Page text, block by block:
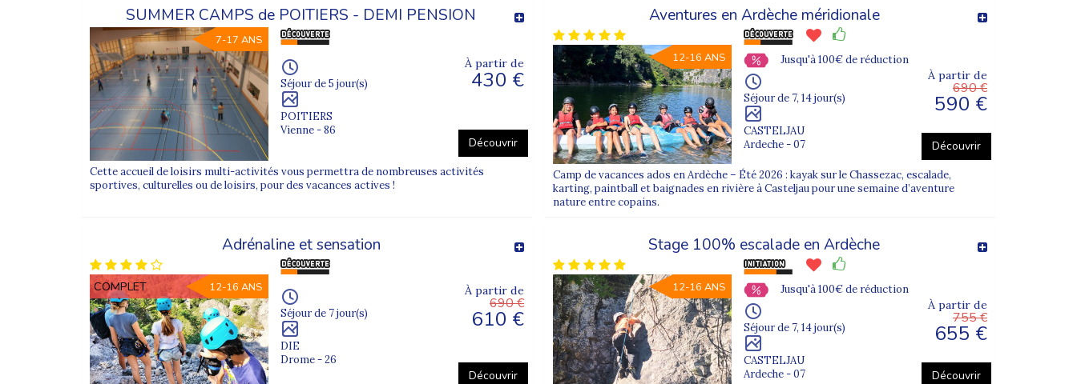
L’autonomie et la prise d’initiative au quotidien
Les rencontres avec des jeunes du même âge
Le dépassement de soi lors d’activités sportives et collectives
Notre sélection de colonies de vacances pour ados
Chez Supernova Juniors, chaque séjour est conçu pour répondre aux attentes des adolescents : bouger, découvrir, partager et ressentir des émotions fortes.
Nos colonies équilibrent activités encadrées, temps libres et vie de groupe, avec des programmes adaptés à chaque tranche d’âge et niveau.
Activités proposées dans nos colonies ados
Activités sensations : accrobranche, canyoning
Séjours itinérants avec randonnées et découvertes locales
Activités multi-sports et défis collectifs
Veillées animées et temps de partage autour du feu
Un ado peut goûter à la glisse le matin, s’initier à la grimpe l’après-midi, puis raconter ses exploits lors d’une veillée.
SUMMER CAMPS de POITIERS - DEMI PENSION
7-17 ANS
Séjour de 5 jour(s)
POITIERS
Vienne - 86
À partir de
430 €
Découvrir
Cette accueil de loisirs multi-activités vous permettra de nombreuses activités
sportives, culturelles ou de loisirs, pour des vacances actives !
Aventures en Ardèche méridionale
12-16 ANS Jusqu'à 100€ de réduction
Séjour de 7, 14 jour(s)
CASTELJAU
Ardeche - 07
À partir de
690 €
590 €
Découvrir
Camp de vacances ados en Ardèche – Été 2026 : kayak sur le Chassezac, escalade,
karting, paintball et baignades en rivière à Casteljau pour une semaine d’aventure
nature entre copains.
Adrénaline et sensation
COMPLET 12-16 ANS
Séjour de 7 jour(s)
DIE
Drome - 26
À partir de
690 €
610 €
Découvrir
Stage 100% escalade en Ardèche
12-16 ANS Jusqu'à 100€ de réduction
Séjour de 7, 14 jour(s)
CASTELJAU
Ardeche - 07
À partir de
755 €
655 €
Découvrir